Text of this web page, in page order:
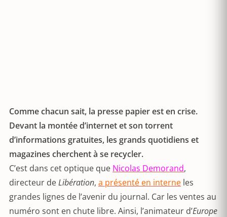
Comme chacun sait, la presse papier est en crise.
Devant la montée d’internet et son torrent
d’informations gratuites, les grands quotidiens et
magazines cherchent à se recycler.
C’est dans cet optique que Nicolas Demorand,
directeur deLibération, a présenté en interne les
grandes lignes de l’avenir du journal. Car les ventes au
numéro sont en chute libre. Ainsi, l’animateur d’Europe